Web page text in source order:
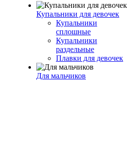
Купальники для девочек
Купальники
сплошные
Купальники
раздельные
Плавки для девочек
Для мальчиков